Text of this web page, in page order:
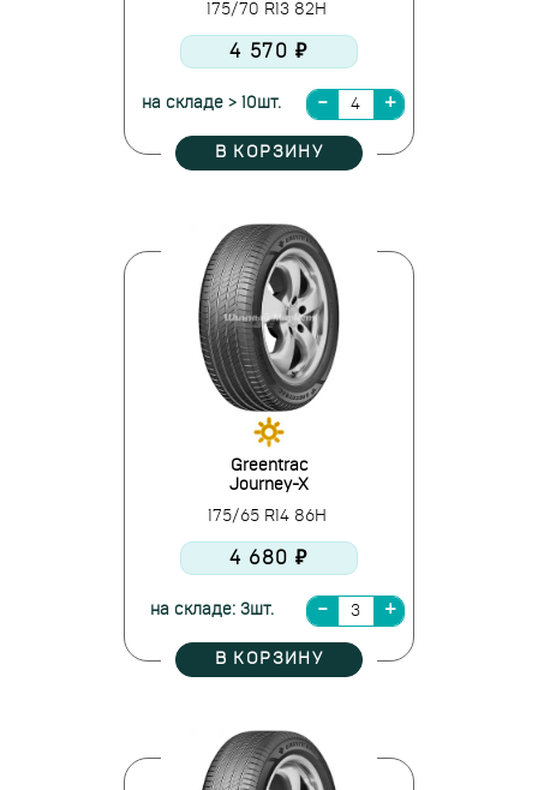
175/70 R13 82H
4 570 ₽
на складе > 10шт.
В КОРЗИНУ
Greentrac
Journey-X
175/65 R14 86H
4 680 ₽
на складе: 3шт.
В КОРЗИНУ